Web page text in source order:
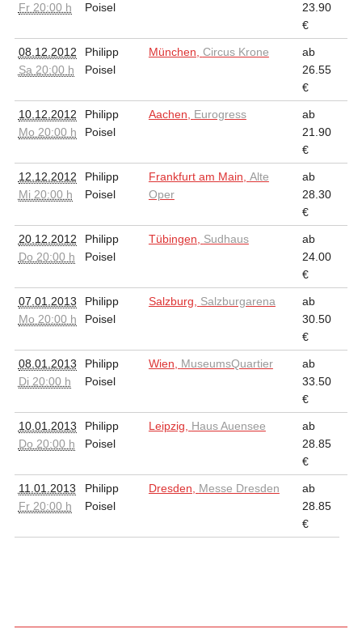
Fr 20:00 h
Poisel
23.90
€
08.12.2012
Sa 20:00 h
Philipp
Poisel
München, Circus Krone
ab
26.55
€
10.12.2012
Mo 20:00 h
Philipp
Poisel
Aachen, Eurogress
ab
21.90
€
12.12.2012
Mi 20:00 h
Philipp
Poisel
Frankfurt am Main, Alte
Oper
ab
28.30
€
20.12.2012
Do 20:00 h
Philipp
Poisel
Tübingen, Sudhaus
ab
24.00
€
07.01.2013
Mo 20:00 h
Philipp
Poisel
Salzburg, Salzburgarena
ab
30.50
€
08.01.2013
Di 20:00 h
Philipp
Poisel
Wien, MuseumsQuartier
ab
33.50
€
10.01.2013
Do 20:00 h
Philipp
Poisel
Leipzig, Haus Auensee
ab
28.85
€
11.01.2013
Fr 20:00 h
Philipp
Poisel
Dresden, Messe Dresden
ab
28.85
€